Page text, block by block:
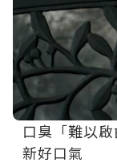
口臭「難以
新好口氣